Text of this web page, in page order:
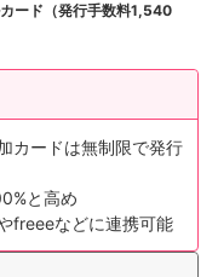
ード（発行手数料1,540
カードは無制限で発行
と高め
freeeなどに連携可能